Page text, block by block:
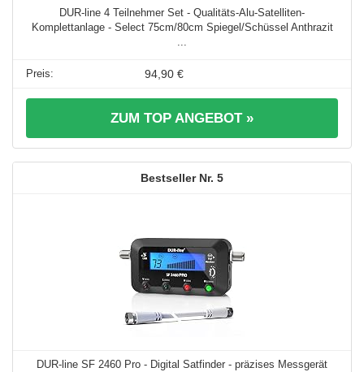
DUR-line 4 Teilnehmer Set - Qualitäts-Alu-Satelliten-
Komplettanlage - Select 75cm/80cm Spiegel/Schüssel Anthrazit
...
94,90 €
ZUM TOP ANGEBOT »
5
DUR-line SF 2460 Pro - Digital Satfinder - präzises Messgerät